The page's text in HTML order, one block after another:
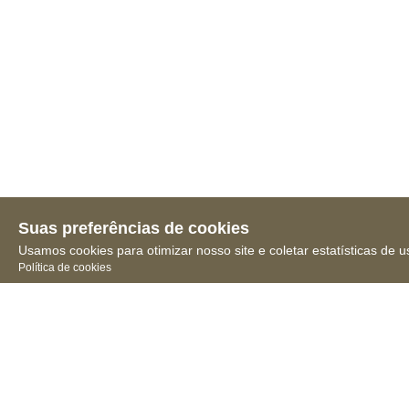
Suas preferências de cookies
Usamos cookies para otimizar nosso site e coletar estatísticas de
Política de cookies